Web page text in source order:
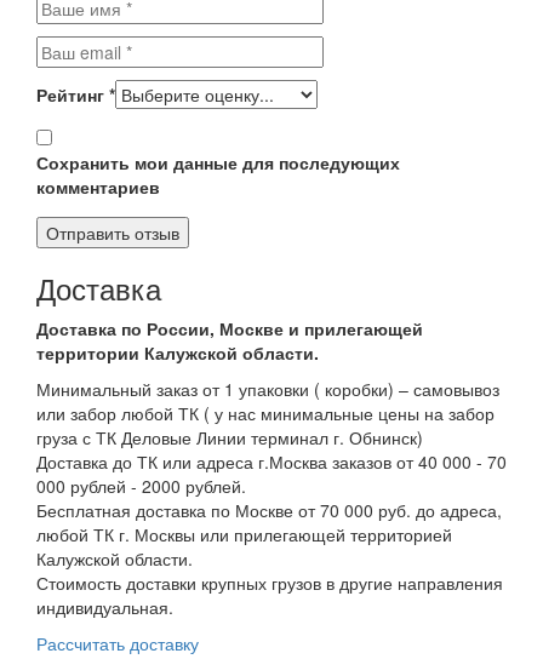
Рейтинг *
Сохранить мои данные для последующих
комментариев
Доставка
Доставка по России, Москве и прилегающей
территории Калужской области.
Минимальный заказ от 1 упаковки ( коробки) – самовывоз
или забор любой ТК ( у нас минимальные цены на забор
груза с ТК Деловые Линии терминал г. Обнинск)
Доставка до ТК или адреса г.Москва заказов от 40 000 - 70
000 рублей - 2000 рублей.
Бесплатная доставка по Москве от 70 000 руб. до адреса,
любой ТК г. Москвы или прилегающей территорией
Калужской области.
Стоимость доставки крупных грузов в другие направления
индивидуальная.
Рассчитать доставку